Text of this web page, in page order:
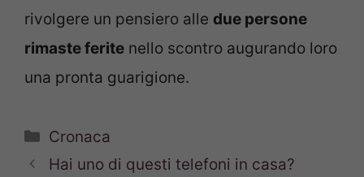
rivolgere un pensiero alle due persone
rimaste ferite nello scontro augurando loro
una pronta guarigione.
Categorie
Cronaca
Hai uno di questi telefoni in casa?